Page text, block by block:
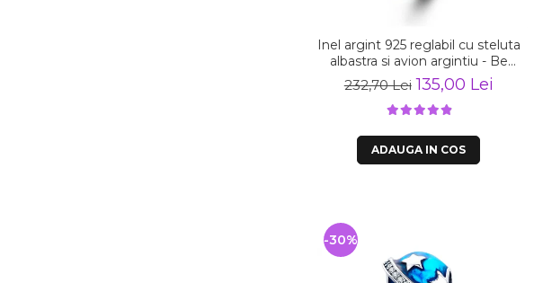
Inel argint 925 reglabil cu steluta
albastra si avion argintiu - Be
Nature IST0047
232,70 Lei 135,00 Lei
ADAUGA IN COS
-30%